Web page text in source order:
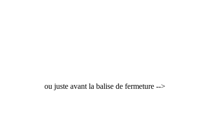
ou juste avant la balise de fermeture -->